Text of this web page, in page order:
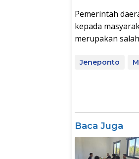
Pemerintah
kepada
merupakan
Jeneponto
Baca Juga